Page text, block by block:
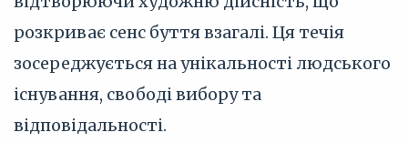
розкриває сенс буття взагалі. Ця течія
зосереджується на унікальності людського
існування, свободі вибору та
відповідальності.